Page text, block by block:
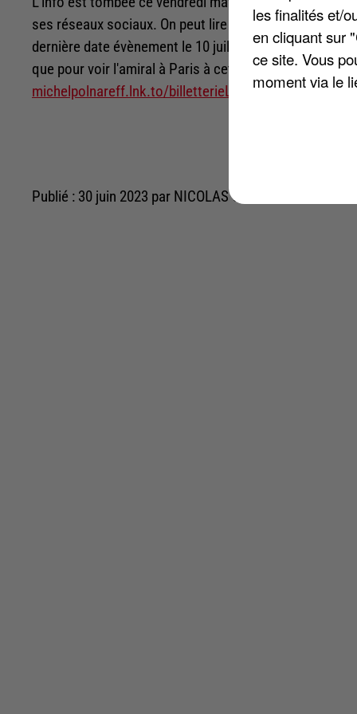
ses réseaux sociaux. On peut lire qu' « avant deux
dernière date évènement le 10 juillet prochain au
que pour voir l'amiral à Paris à cette date, la
michelpolnareff.lnk.to/billetterieLePalacepour
Publié : 30 juin 2023 par NICOLAS CHACUN
les finalités et/
en cliquant sur
ce site. Vous
moment via le